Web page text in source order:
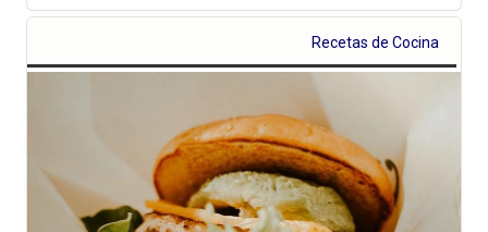
Recetas de Cocina